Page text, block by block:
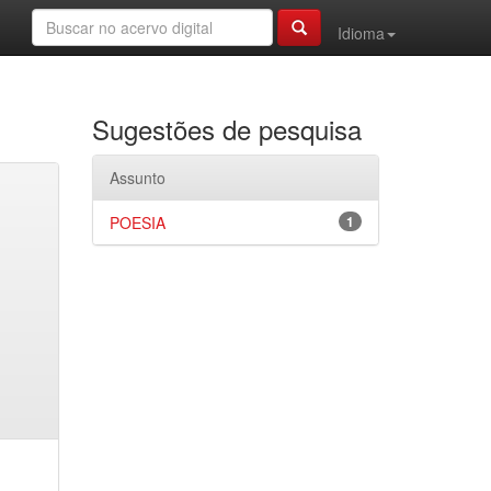
Idioma
Sugestões de pesquisa
Assunto
1
POESIA